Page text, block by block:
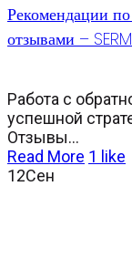
Рекомендации
отзывами – SERM
Работа с
успешной
Отзывы...
Read More 1 like
12Сен